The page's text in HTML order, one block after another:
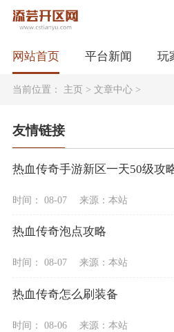
网站首页 平台新闻 玩
当前位置： 主页> 文章中心>
友情链接
热血传奇手游新区一天50级攻
时间： 08-07 来源：本站
热血传奇泡点攻略
时间： 08-07 来源：本站
热血传奇怎么刷装备
时间： 08-06 来源：本站